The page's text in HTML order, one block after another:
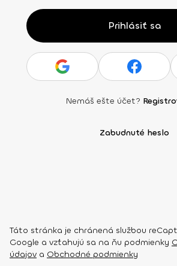
Prihlásiť sa
Nemáš ešte účet?
Zabudnuté heslo
Táto stránka je chránená službou
Google a vzťahujú sa na ňu podmienky
údajov a Obchodné podmienky